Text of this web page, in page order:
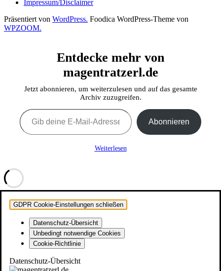
Impressum/Disclaimer
Präsentiert von WordPress. Foodica WordPress-Theme von
WPZOOM.
Entdecke mehr von
magentratzerl.de
Jetzt abonnieren, um weiterzulesen und auf das gesamte
Archiv zuzugreifen.
Gib deine E-Mail-Adresse ein ...
Abonnieren
Weiterlesen
GDPR Cookie-Einstellungen schließen
Datenschutz-Übersicht
Unbedingt notwendige Cookies
Cookie-Richtlinie
Datenschutz-Übersicht